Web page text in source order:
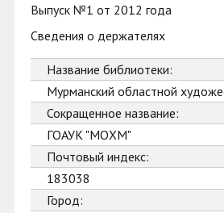
Выпуск №1 от 2012 года
Сведения о держателях
Название библиотеки:
Мурманский областной
Сокращенное название:
ГОАУК "МОХМ"
Почтовый индекс:
183038
Город: